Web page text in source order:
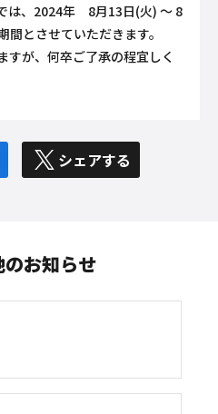
は、2024年 8月13日(火) ～ 8
とさせていただきます。
すが、何卒ご了承の程宜しく
シェアする
のお知らせ